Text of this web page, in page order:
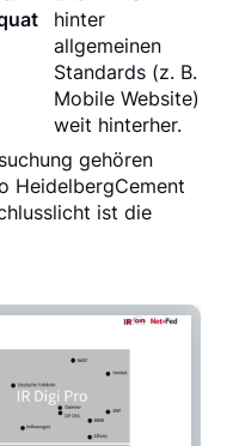
hinter
allgemeinen
Standards (z. B.
Mobile Website)
weit hinterher.
gehören
HeidelbergCement
ist die